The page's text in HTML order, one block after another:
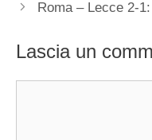
Roma – Lecce 2-
Lascia un